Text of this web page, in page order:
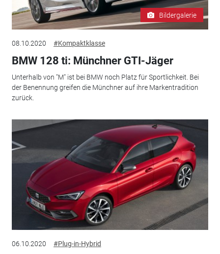
Bildergalerie
08.10.2020 #Kompaktklasse
BMW 128 ti: Münchner GTI-Jäger
Unterhalb von "M" ist bei BMW noch Platz für Sportlichkeit. Bei
der Benennung greifen die Münchner auf ihre Markentradition
zurück.
06.10.2020 #Plug-in-Hybrid